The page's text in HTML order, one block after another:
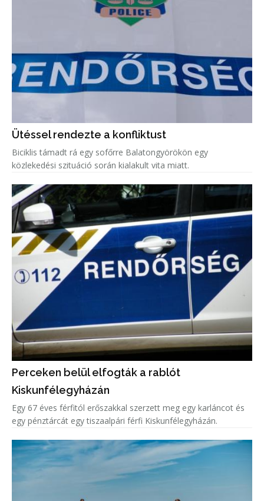
Ütéssel rendezte a konfliktust
Biciklis támadt rá egy sofőrre Balatongyörökön egy
közlekedési szituáció során kialakult vita miatt.
Perceken belül elfogták a rablót
Kiskunfélegyházán
Egy 67 éves férfitól erőszakkal szerzett meg egy karláncot és
egy pénztárcát egy tiszaalpári férfi Kiskunfélegyházán.